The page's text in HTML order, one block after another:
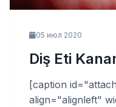
05 июл 2020
Diş Eti
[caption
align="alignleft"